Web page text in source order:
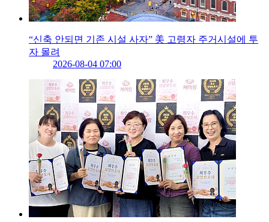
“신축 안되면 기존 시설 사자” 美 고령자 주거시설에 투
자 몰려
2026-08-04 07:00